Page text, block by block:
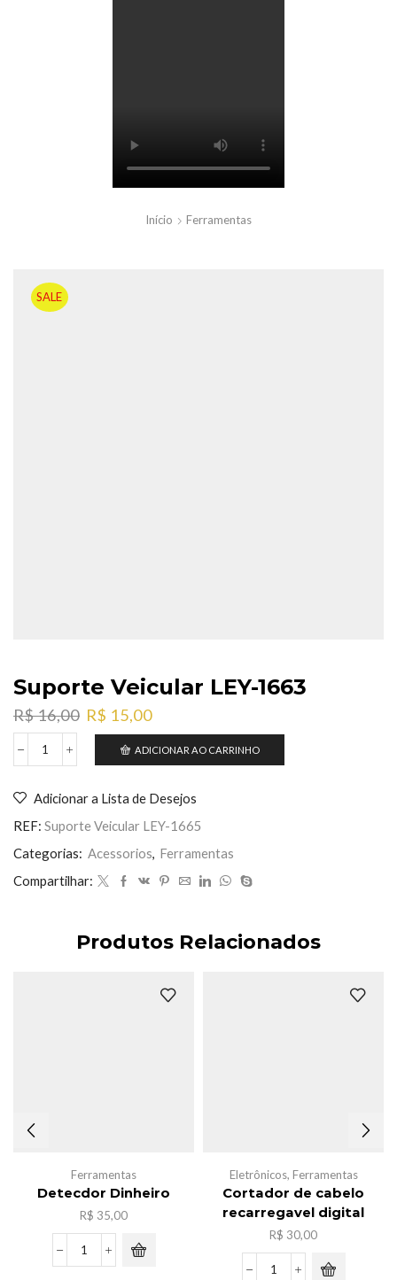
Início Ferramentas
SALE
Suporte Veicular LEY-1663
R$16,00 O
preço
original
era:
R$ 15,00O
preço
atual
é:
Suporte
1663
quantidade
ADICIONAR AO CARRINHO
Adicionar a Lista de Desejos
REF: Suporte Veicular LEY-1665
Categorias: Acessorios, Ferramentas
Compartilhar:
Produtos Relacionados
Ferramentas
Detecdor Dinheiro
R$ 35,00
Detecdor
Eletrônicos, Ferramentas
Cortador de cabelo
recarregavel digital
R$ 30,00
Cortador